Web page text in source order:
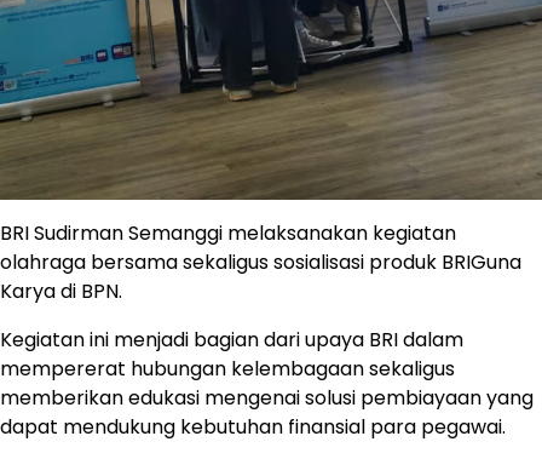
BRI Sudirman Semanggi melaksanakan kegiatan
olahraga bersama sekaligus sosialisasi produk BRIGuna
Karya di BPN.
Kegiatan ini menjadi bagian dari upaya BRI dalam
mempererat hubungan kelembagaan sekaligus
memberikan edukasi mengenai solusi pembiayaan yang
dapat mendukung kebutuhan finansial para pegawai.